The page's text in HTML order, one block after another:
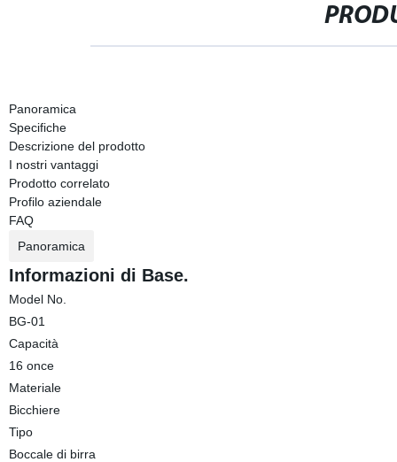
Panoramica
Specifiche
Descrizione del prodotto
I nostri vantaggi
Prodotto correlato
Profilo aziendale
FAQ
Panoramica
Informazioni di Base.
Model No.
BG-01
Capacità
16 once
Materiale
Bicchiere
Tipo
Boccale di birra